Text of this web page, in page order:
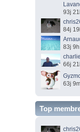
93j
84j
83j
66j
63j
Top